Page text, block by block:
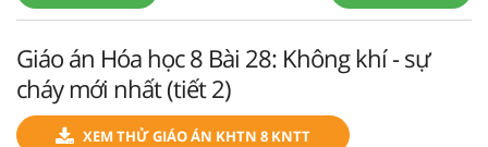
Giáo án Hóa học 8 Bài 28: Không khí - sự
cháy mới nhất (tiết 2)
XEM THỬ GIÁO ÁN KHTN 8 KNTT